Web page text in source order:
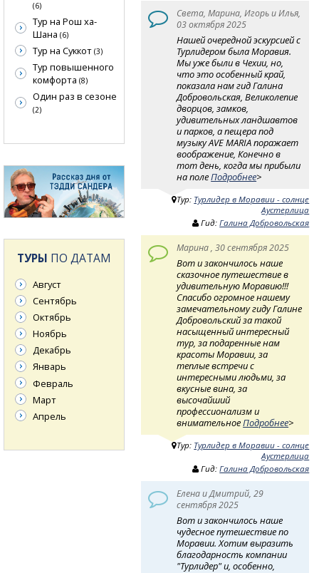
Света, Марина, Игорь и Илья,
03 октября 2025
Нашей очередной эскурсией с
Турлидером была Моравия.
Мы уже были в Чехии, но,
что это особенный край,
показала нам гид Галина
Добровольская, Великолепие
дворцов, замков,
удивительных ландшавтов
и парков, а пещера под
музыку AVE MARIA поражает
воображение, Конечно в
тот день, когда мы прибыли
на полеПодробнее>
Тур: Турлидер в Моравии - солнце
Аустерлица
Гид:Галина Добровольская
Марина , 30 сентября 2025
Вот и закончилось наше
сказочное путешествие в
удивительную Моравию!!!
Спасибо огромное нашему
замечательному гиду Галине
Добровольский за такой
насыщенный интересный
тур, за подаренные нам
красоты Моравии, за
теплые встречи с
интересными людьми, за
вкусные вина, за
высочайший
профессионализм и
внимательноеПодробнее>
Тур: Турлидер в Моравии - солнце
Аустерлица
Гид:Галина Добровольская
Елена и Дмитрий, 29
сентября 2025
Вот и закончилось наше
чудесное путешествие по
Моравии. Хотим выразить
благодарность компании
"Турлидер" и, особенно,
(6)
Тур на Рош ха-
Шана (6)
Тур на Суккот (3)
Тур повышенного
комфорта (8)
Один раз в сезоне
(2)
ТУРЫ ПО ДАТАМ
Август
Сентябрь
Октябрь
Ноябрь
Декабрь
Январь
Февраль
Март
Апрель